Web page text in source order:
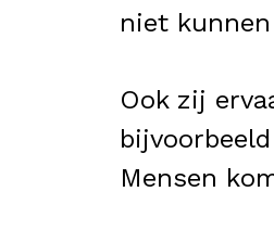
niet
Ook zij
Mensen